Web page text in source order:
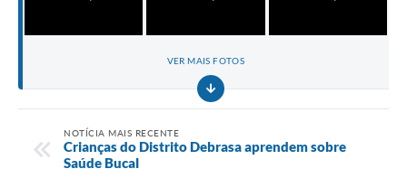
VER MAIS FOTOS
NOTÍCIA MAIS RECENTE
Crianças do Distrito Debrasa aprendem sobre
Saúde Bucal